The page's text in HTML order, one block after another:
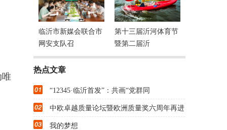
临沂市新媒会联合市
网安支队召
第十三届沂河体育节
暨第二届沂
热点文章
“12345·临沂首发”：共画“党群同
中欧卓越质量论坛暨欧洲质量奖六周年再进
我的梦想